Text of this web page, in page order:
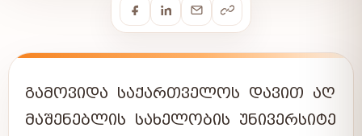
ᲒᲐᲛᲝᲕᲘᲓᲐ ᲡᲐᲥᲐᲠᲗᲕᲔᲚᲝᲡ ᲓᲐᲕᲘᲗ ᲐᲦ
ᲛᲐᲨᲔᲜᲔᲑᲚᲘᲡ ᲡᲐᲮᲔᲚᲝᲑᲘᲡ ᲣᲜᲘᲕᲔᲠᲡᲘᲢᲔ